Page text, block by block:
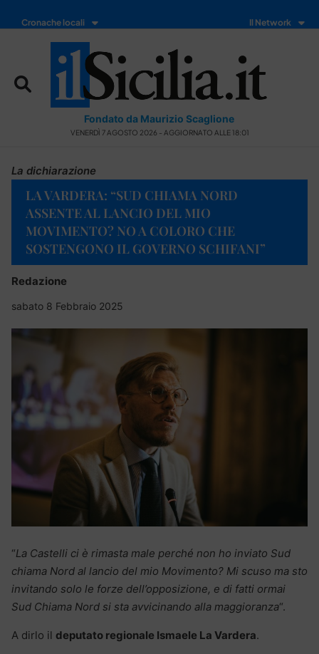
Cronache locali Il Network
Fondato da Maurizio Scaglione
VENERDÌ 7 AGOSTO 2026 - AGGIORNATO ALLE 18:01
La dichiarazione
LA VARDERA: “SUD CHIAMA NORD
ASSENTE AL LANCIO DEL MIO
MOVIMENTO? NO A COLORO CHE
SOSTENGONO IL GOVERNO SCHIFANI”
Redazione
sabato 8 Febbraio 2025
“La Castelli ci è rimasta male perché non ho inviato Sud
chiama Nord al lancio del mio Movimento? Mi scuso ma sto
invitando solo le forze dell’opposizione, e di fatti ormai
Sud Chiama Nord si sta avvicinando alla maggioranza“.
A dirlo il deputato regionale Ismaele La Vardera.